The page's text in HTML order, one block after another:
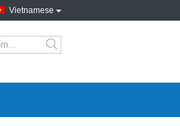
Vietnamese